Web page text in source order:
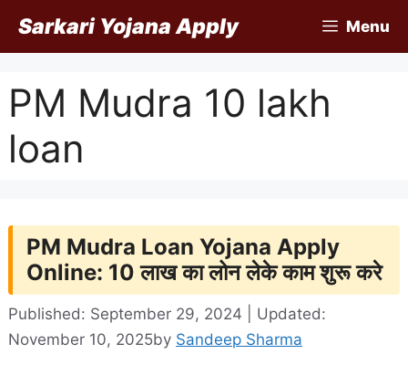
content
Sarkari Yojana Apply Menu
PM Mudra 10 lakh
loan
PM Mudra Loan Yojana Apply
Online: 10 लाख का लोन लेके काम शुरू करे
Published: September 29, 2024 | Updated:
November 10, 2025by Sandeep Sharma